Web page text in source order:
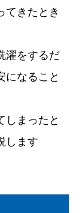
てきたとき
濯をするだ
になること
しまったと
します